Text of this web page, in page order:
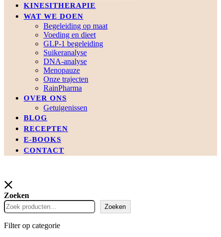
KINESITHERAPIE
WAT WE DOEN
Begeleiding op maat
Voeding en dieet
GLP-1 begeleiding
Suikeranalyse
DNA-analyse
Menopauze
Onze trajecten
RainPharma
OVER ONS
Getuigenissen
BLOG
RECEPTEN
E-BOOKS
CONTACT
Zoeken
Zoeken
Filter op categorie